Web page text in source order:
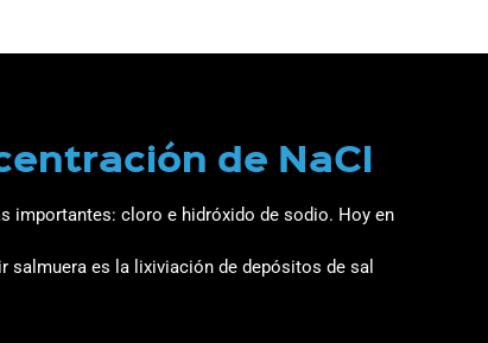
de NaCl
importantes: cloro e hidróxido de sodio. Hoy en
es la lixiviación de depósitos de sal